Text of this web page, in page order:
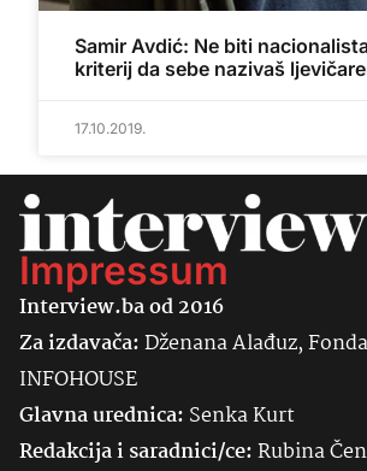
Samir Avdić: Ne biti
kriterij da sebe nazivaš
17.10.2019.
Impressum
Interview.ba od 2016
Za izdavača:Dženana Alađuz,
INFOHOUSE
Glavna urednica: SenkaKurt
Redakcija i saradnici/ce:Rubina